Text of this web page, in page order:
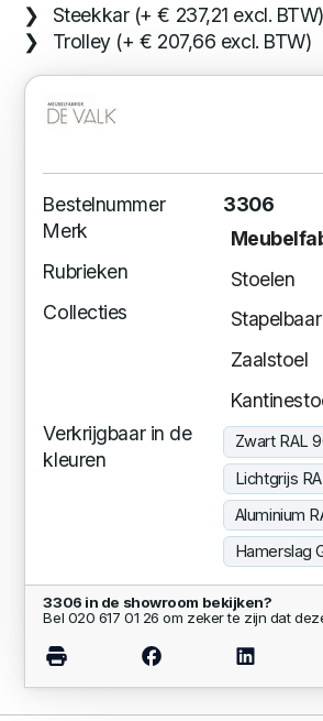
Steekkar (+ € 237,21 excl. BTW)
Trolley (+ € 207,66 excl. BTW)
Bestelnummer
3306
Merk
Rubrieken
Stoelen
Collecties
Stapelbaar
Zaalstoel
Verkrijgbaar in de
kleuren
Zwart RAL
Lichtgrijs
Aluminium
Hamerslag
3306 in de showroom bekijken?
Bel 020 617 01 26 om zeker te zijn dat